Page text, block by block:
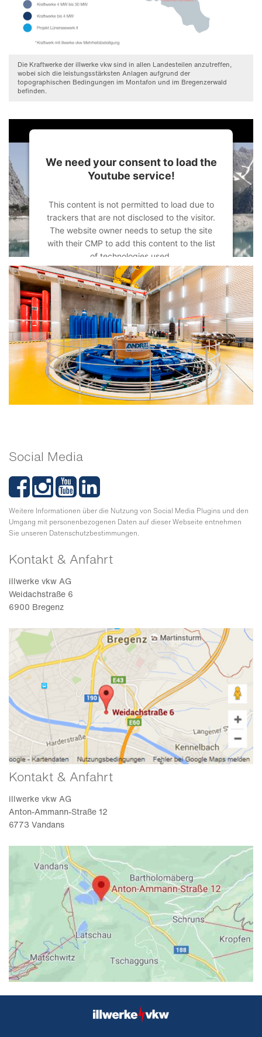
Die Kraftwerke der illwerke vkw sind in allen Landesteilen anzutreffen,
wobei sich die leistungsstärksten Anlagen aufgrund der
topographischen Bedingungen im Montafon und im Bregenzerwald
befinden.
We need your consent to load the
Youtube service!
This content is not permitted to load due to
trackers that are not disclosed to the visitor.
The website owner needs to setup the site
with their CMP to add this content to the list
of technologies used.
Powered byUsercentrics Consent
Management Platform
Social Media
Weitere Informationen über die Nutzung von Social Media Plugins und den
Umgang mit personenbezogenen Daten auf dieser Webseite entnehmen
Sie unseren Datenschutzbestimmungen.
Kontakt & Anfahrt
illwerke vkw AG
Weidachstraße 6
6900 Bregenz
Kontakt & Anfahrt
illwerke vkw AG
Anton-Ammann-Straße 12
6773 Vandans